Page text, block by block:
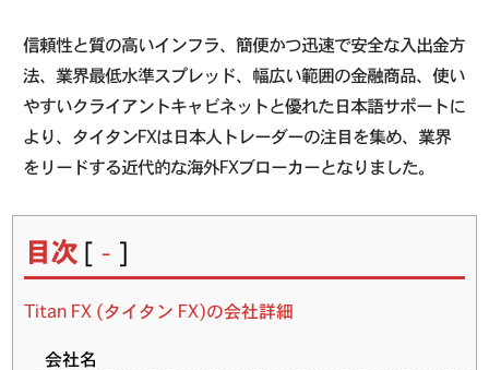
信頼性と質の高いインフラ、簡便かつ迅速で安全な入出金方
法、業界最低水準スプレッド、幅広い範囲の金融商品、使い
やすいクライアントキャビネットと優れた日本語サポートに
より、タイタンFXは日本人トレーダーの注目を集め、業界
をリードする近代的な海外FXブローカーとなりました。
目次 [ - ]
Titan FX (タイタン FX)の会社詳細
会社名